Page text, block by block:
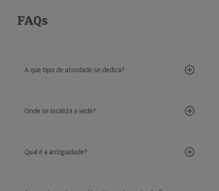
FAQs
A que tipo de atividade se dedica?
Onde se localiza a sede?
Qual é a antiguidade?